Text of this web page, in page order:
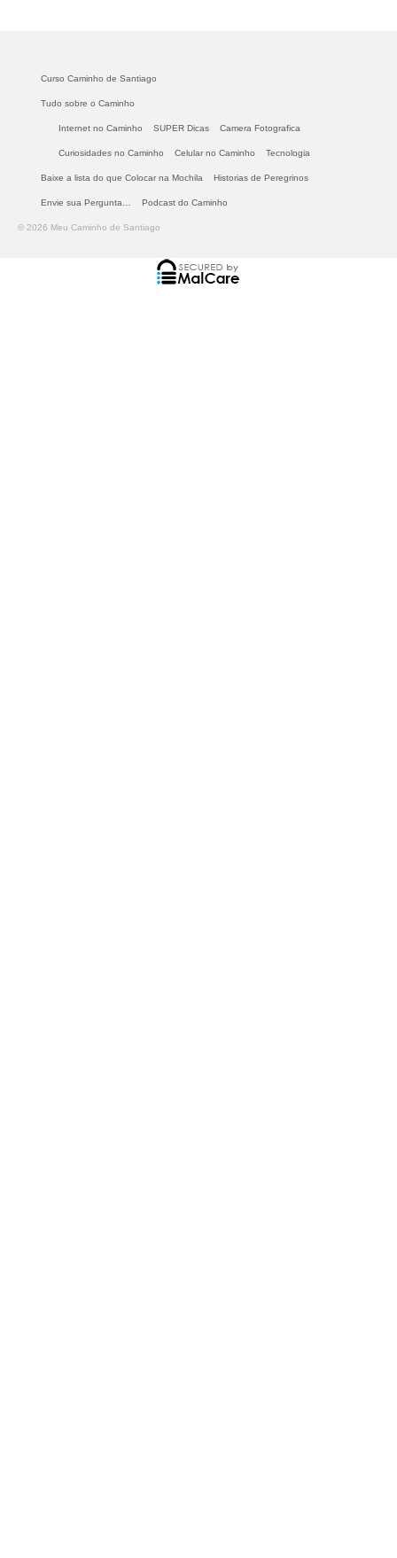
Curso Caminho de Santiago
Tudo sobre o Caminho
Internet no Caminho SUPER Dicas Camera Fotografica
Curiosidades no Caminho Celular no Caminho Tecnologia
Baixe a lista do que Colocar na Mochila Historias de Peregrinos
Envie sua Pergunta… Podcast do Caminho
© 2026 Meu Caminho de Santiago